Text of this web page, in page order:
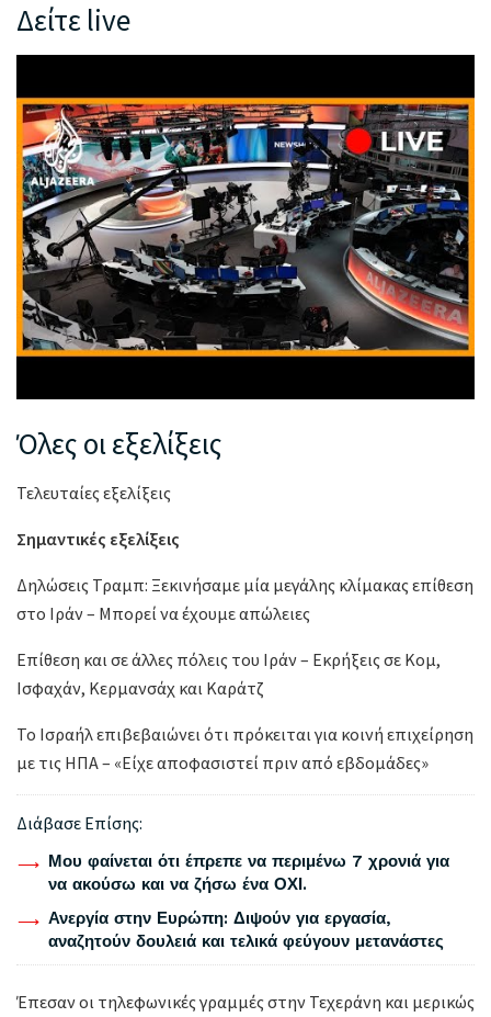
Δείτε live
Όλες οι εξελίξεις
Τελευταίες εξελίξεις
Σημαντικές εξελίξεις
Δηλώσεις Τραμπ: Ξεκινήσαμε μία μεγάλης κλίμακας επίθεση
στο Ιράν – Μπορεί να έχουμε απώλειες
Επίθεση και σε άλλες πόλεις του Ιράν – Εκρήξεις σε Κομ,
Ισφαχάν, Κερμανσάχ και Καράτζ
Το Ισραήλ επιβεβαιώνει ότι πρόκειται για κοινή επιχείρηση
με τις ΗΠΑ – «Είχε αποφασιστεί πριν από εβδομάδες»
Διάβασε Επίσης:
Μου φαίνεται ότι έπρεπε να περιμένω 7 χρονιά για
να ακούσω και να ζήσω ένα ΟΧΙ.
Ανεργία στην Ευρώπη: Διψούν για εργασία,
αναζητούν δουλειά και τελικά φεύγουν μετανάστες
Έπεσαν οι τηλεφωνικές γραμμές στην Τεχεράνη και μερικώς